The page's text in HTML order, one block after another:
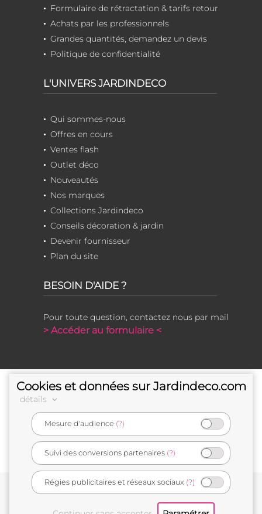
Formulaire de rétractation & tarifs retour
Achats par les professionnels
Grandes quantités, demandez un devis
Politique de confidentialité
L'UNIVERS JARDINDECO
Qui sommes-nous
Offres en cours
Ventes flash
Outlet déco
Nouveautés
Nos marques
Collections Jardindeco
Conseils décoration & jardin
Devenir fournisseur
Plan du site
BESOIN D'AIDE ?
Pour toute question, contactez nous par mail
> Accéder au formulaire <
e-commerçant français
Cookies et données sur Jardindeco.com
détails
Mesure d'audience (?)
Suivi des conversions partenaires (?)
Régies publicitaires et réseaux sociaux (?)